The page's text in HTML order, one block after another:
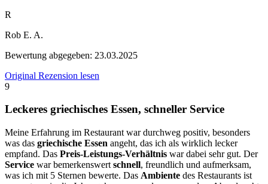
R
Rob E. A.
Bewertung abgegeben: 23.03.2025
Original Rezension lesen
9
Leckeres griechisches Essen, schneller Service
Meine Erfahrung im Restaurant war durchweg positiv, besonders
was das griechische Essen angeht, das ich als wirklich lecker
empfand. Das Preis-Leistungs-Verhältnis war dabei sehr gut. Der
Service war bemerkenswert schnell, freundlich und aufmerksam,
was ich mit 5 Sternen bewerte. Das Ambiente des Restaurants ist